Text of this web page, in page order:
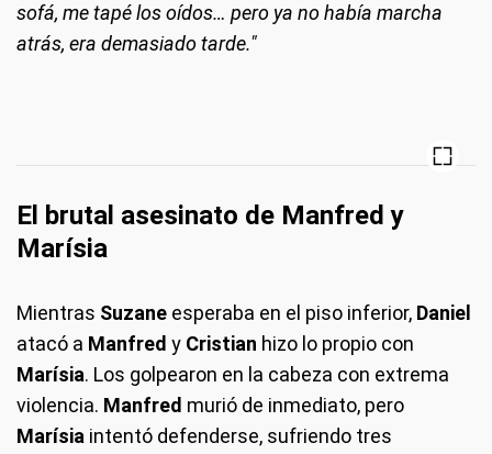
sofá, me tapé los oídos… pero ya no había marcha
atrás, era demasiado tarde."
El brutal asesinato de Manfred y
Marísia
Mientras Suzane esperaba en el piso inferior, Daniel
atacó a Manfred y Cristian hizo lo propio con
Marísia. Los golpearon en la cabeza con extrema
violencia. Manfred murió de inmediato, pero
Marísia intentó defenderse, sufriendo tres